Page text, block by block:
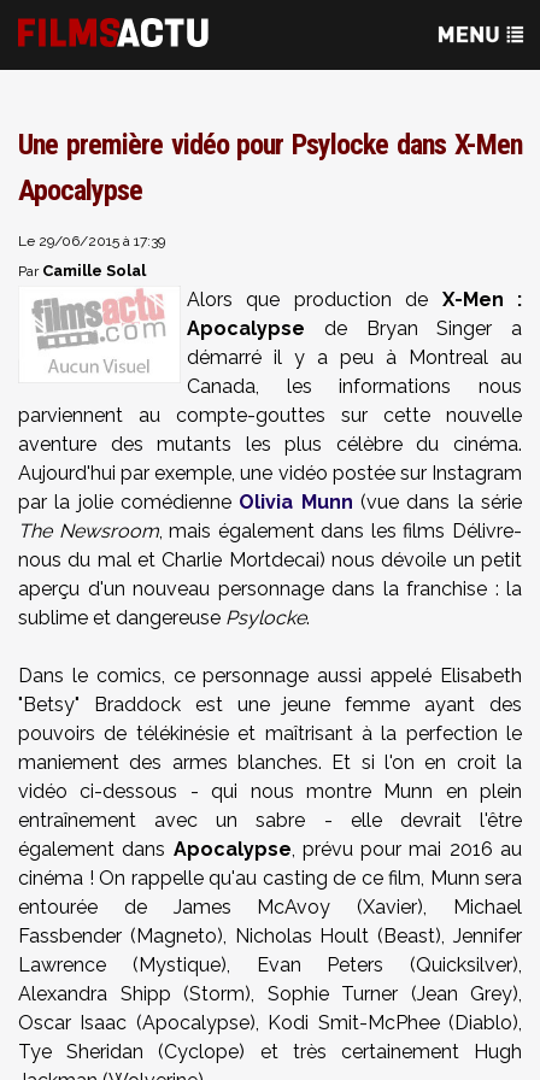
Une première vidéo pour Psylocke dans X-Men
Apocalypse
Le 29/06/2015 à 17:39
Par Camille Solal
Alors que production de X-Men :
Apocalypse de Bryan Singer a
démarré il y a peu à Montreal au
Canada, les informations nous
parviennent au compte-gouttes sur cette nouvelle
aventure des mutants les plus célèbre du cinéma.
Aujourd'hui par exemple, une vidéo postée sur Instagram
par la jolie comédienne Olivia Munn (vue dans la série
The Newsroom, mais également dans les films Délivre-
nous du mal et Charlie Mortdecai) nous dévoile un petit
aperçu d'un nouveau personnage dans la franchise : la
sublime et dangereuse Psylocke.
Dans le comics, ce personnage aussi appelé Elisabeth
"Betsy" Braddock est une jeune femme ayant des
pouvoirs de télékinésie et maîtrisant à la perfection le
maniement des armes blanches. Et si l'on en croit la
vidéo ci-dessous - qui nous montre Munn en plein
entraînement avec un sabre - elle devrait l'être
également dans Apocalypse, prévu pour mai 2016 au
cinéma ! On rappelle qu'au casting de ce film, Munn sera
entourée de James McAvoy (Xavier), Michael
Fassbender (Magneto), Nicholas Hoult (Beast), Jennifer
Lawrence (Mystique), Evan Peters (Quicksilver),
Alexandra Shipp (Storm), Sophie Turner (Jean Grey),
Oscar Isaac (Apocalypse), Kodi Smit-McPhee (Diablo),
Tye Sheridan (Cyclope) et très certainement Hugh